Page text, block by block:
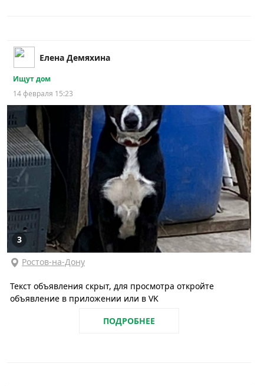
Елена Демяхина
Ищут дом
14 февраля 15:23
3
Ростов-на-Дону
Текст объявления скрыт, для просмотра откройте
объявление в приложении или в VK
ПОДРОБНЕЕ